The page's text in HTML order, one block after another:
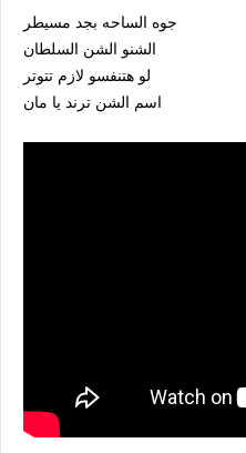
جوه الساحه بجد مسيطر
الشنو الشن السلطان
لو هتنفسو لازم تتوتر
اسم الشن ترند يا مان